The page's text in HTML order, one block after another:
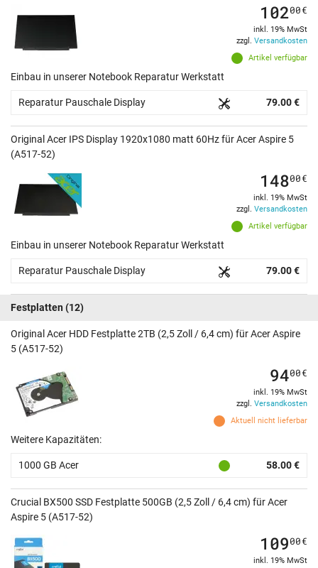
Artikel verfügbar
10200€
inkl. 19% MwSt
zzgl. Versandkosten
Einbau in unserer Notebook Reparatur Werkstatt
Reparatur Pauschale Display 79.00 €
Original Acer IPS Display 1920x1080 matt 60Hz für Acer Aspire 5
(A517-52)
Artikel verfügbar
14800€
inkl. 19% MwSt
zzgl. Versandkosten
Einbau in unserer Notebook Reparatur Werkstatt
Reparatur Pauschale Display 79.00 €
Festplatten (12)
Original Acer HDD Festplatte 2TB (2,5 Zoll / 6,4 cm) für Acer Aspire
5 (A517-52)
Aktuell nicht lieferbar
9400€
inkl. 19% MwSt
zzgl. Versandkosten
Weitere Kapazitäten:
1000 GB Acer 58.00 €
Crucial BX500 SSD Festplatte 500GB (2,5 Zoll / 6,4 cm) für Acer
Aspire 5 (A517-52)
10900€
inkl. 19% MwSt